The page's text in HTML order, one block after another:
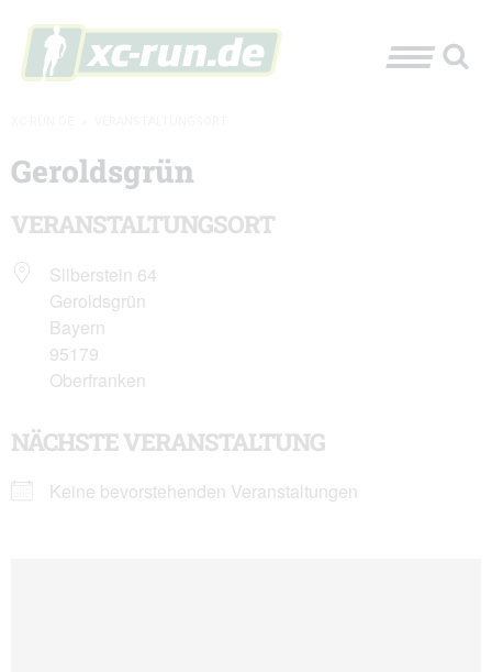
Geroldsgrün
VERANSTALTUNGSORT
Silberstein 64
Geroldsgrün
Bayern
95179
Oberfranken
NÄCHSTE VERANSTALTUNG
Keine bevorstehenden Veranstaltungen